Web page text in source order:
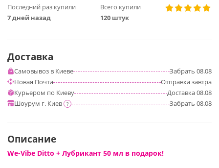
Последний раз купили
7 дней назад
Всего купили
120 штук
Доставка
Самовывоз в Киеве Забрать 08.08
Новая Почта
Отправказавтра
Курьером по Киеву
Доставка08.08
Шоурум г. Киев
? Забрать 08.08
Описание
We-Vibe Ditto + Лубрикант 50 мл в подарок!